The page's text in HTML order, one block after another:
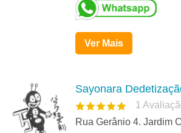
Ver Mais
Sayonara
1
Rua Gerânio 4. Jardim